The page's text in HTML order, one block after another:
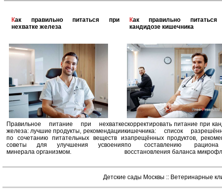
Как правильно питаться при
нехватке железа
Правильное питание при нехватке
железа: лучшие продукты, рекомендации
по сочетанию питательных веществ и
советы для улучшения усвоения
минерала организмом.
Как правильно питаться при
кандидозе кишечника
скорректировать питание при
кишечника: список
запрещённых продуктов,
по составлению
восстановления баланса
Детские сады Москвы :: Ветеринарные